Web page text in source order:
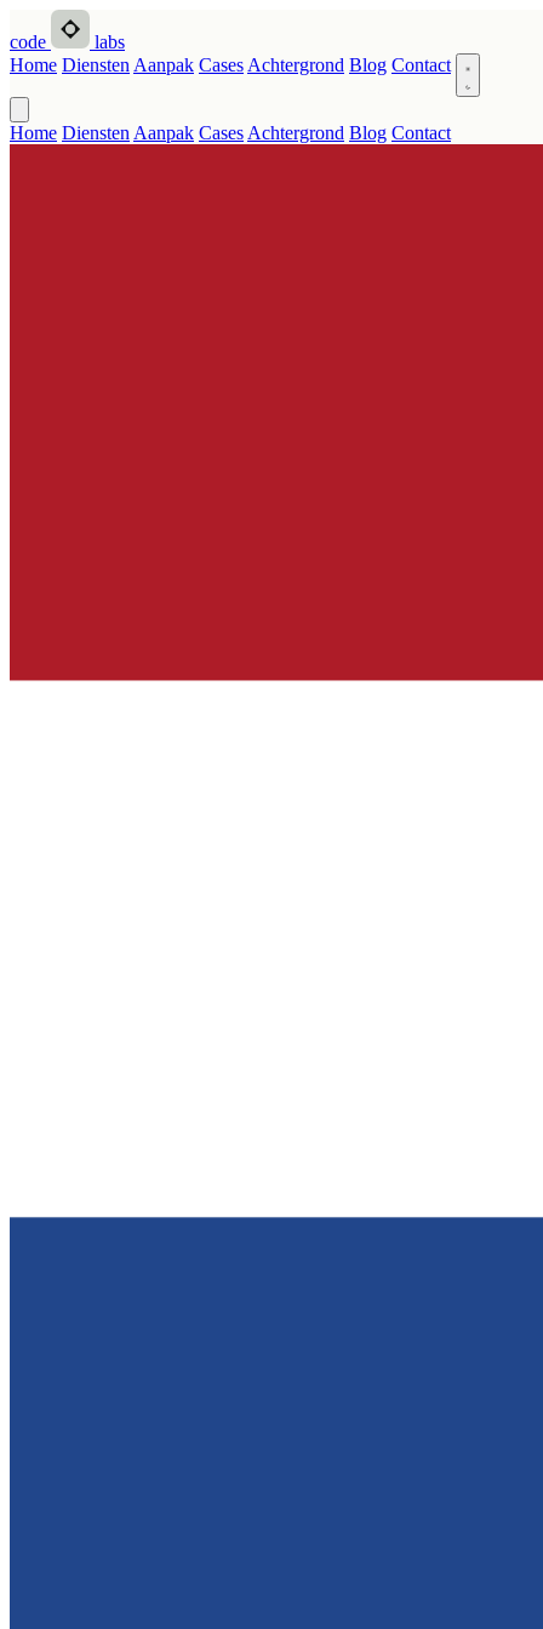
code
labs
Home Diensten Aanpak Cases Achtergrond Blog Contact
Home Diensten Aanpak Cases Achtergrond Blog Contact